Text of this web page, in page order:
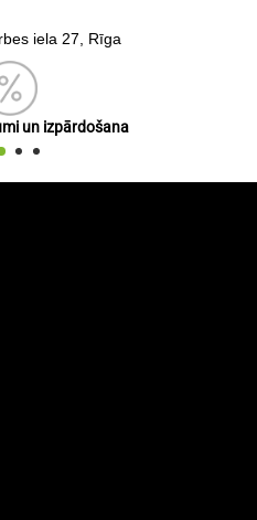
iela 27, Rīga
un izpārdošana